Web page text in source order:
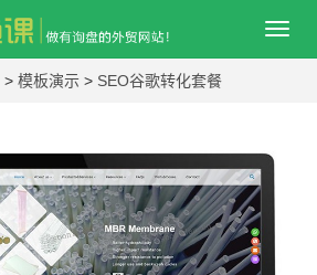
导
> 模板演示 > SEO谷歌转化套餐